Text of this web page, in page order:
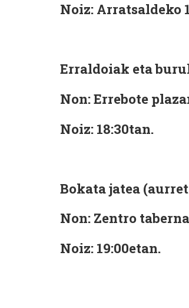
Noiz: Arratsaldeko
Erraldoiak eta
Non:Errebote
Noiz: 18:30tan.
Bokata jatea
Non: Zentro
Noiz: 19:00etan.